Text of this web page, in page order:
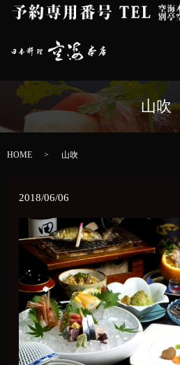
山吹
HOME 山吹
2018/06/06